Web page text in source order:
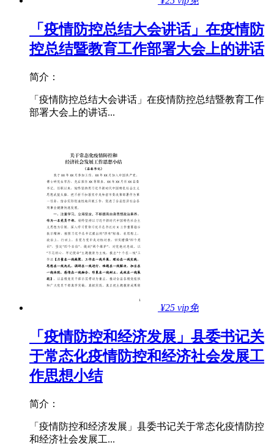
「疫情防控总结大会讲话」在疫情防
控总结暨教育工作部署大会上的讲话
简介：
「疫情防控总结大会讲话」在疫情防控总结暨教育工作
部署大会上的讲话...
¥25 vip免
「疫情防控和经济发展」县委书记关
于常态化疫情防控和经济社会发展工
作思想小结
简介：
「疫情防控和经济发展」县委书记关于常态化疫情防控
和经济社会发展工...